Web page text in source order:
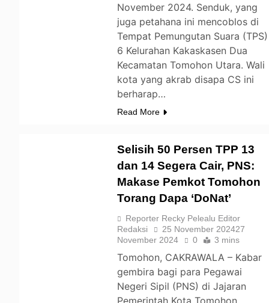
November 2024. Senduk, yang
juga petahana ini mencoblos di
Tempat Pemungutan Suara (TPS)
6 Kelurahan Kakaskasen Dua
Kecamatan Tomohon Utara. Wali
kota yang akrab disapa CS ini
berharap…
Read More
Selisih 50 Persen TPP 13
dan 14 Segera Cair, PNS:
Makase Pemkot Tomohon
Torang Dapa ‘DoNat’
Reporter Recky Pelealu Editor
Redaksi
25 November 202427
November 2024
0 3 mins
Tomohon, CAKRAWALA – Kabar
gembira bagi para Pegawai
Negeri Sipil (PNS) di Jajaran